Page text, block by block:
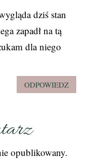
dziś stan
zapadł na tą
dla niego
ODPOWIEDZ
opublikowany.